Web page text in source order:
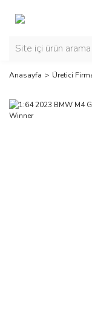
Anasayfa Üretici